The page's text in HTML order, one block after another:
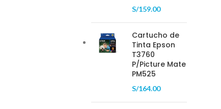
S/159.00
Cartucho de
Tinta Epson
T3760
P/Picture Mate
PM525
S/164.00